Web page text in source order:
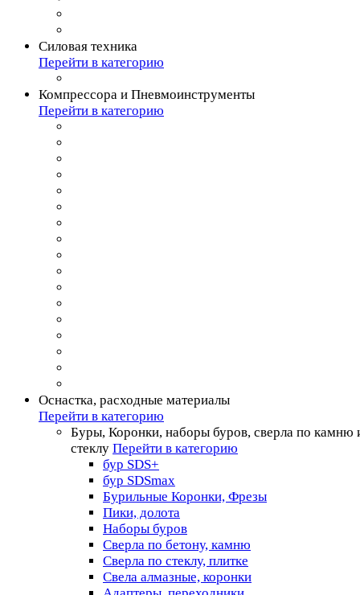
Силовая техника
Перейти в категорию
Компрессора и Пневмоинструменты
Перейти в категорию
Оснастка, расходные материалы
Перейти в категорию
Буры, Коронки, наборы буров, сверла по камню
стеклу Перейти в категорию
бур SDS+
бур SDSmax
Бурильные Коронки, Фрезы
Пики, долота
Наборы буров
Сверла по бетону, камню
Сверла по стеклу, плитке
Свела алмазные, коронки